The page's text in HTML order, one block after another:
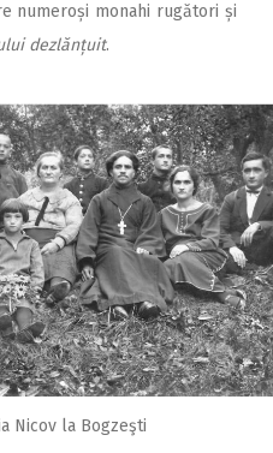
numeroși monahi rugători și
dezlănțuit.
Nicov la Bogzeşti